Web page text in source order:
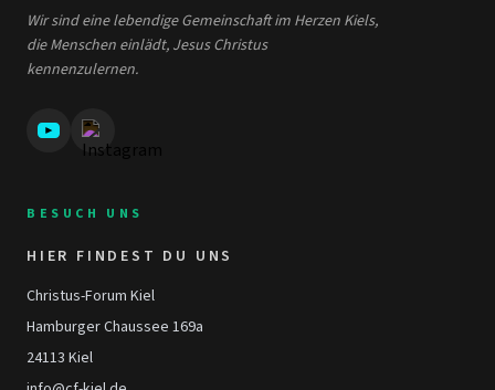
Wir sind eine lebendige Gemeinschaft im Herzen Kiels,
die Menschen einlädt, Jesus Christus
kennenzulernen.
BESUCH UNS
HIER FINDEST DU UNS
Christus-Forum Kiel
Hamburger Chaussee 169a
24113 Kiel